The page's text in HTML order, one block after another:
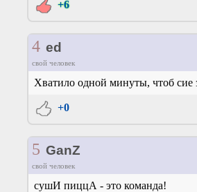
+6
4 ed
свой человек
Хватило одной минуты, чтоб сие
+0
5 GanZ
свой человек
сушИ пиццА - это команда!